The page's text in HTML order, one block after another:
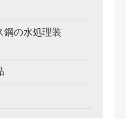
鋼の水処理装